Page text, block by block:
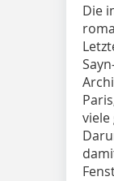
Die